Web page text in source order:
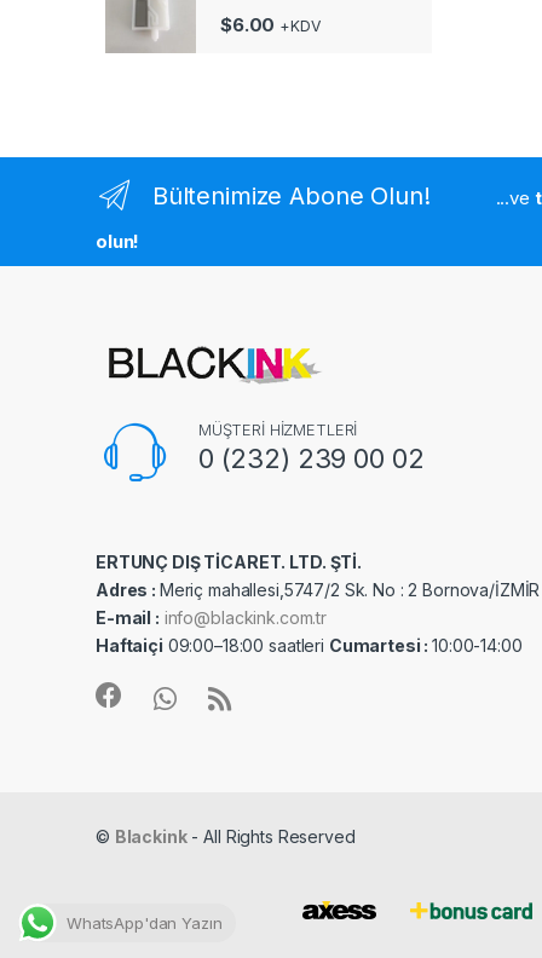
$6.00 +KDV
Bültenimize Abone Olun! ...ve
olun!
MÜŞTERİ HİZMETLERİ
0 (232) 239 00 02
ERTUNÇ DIŞ TİCARET. LTD. ŞTİ.
Adres : Meriç mahallesi,5747/2 Sk. No : 2 Bornova/İZMİR
E-mail : info@blackink.com.tr
Haftaiçi 09:00–18:00 saatleri Cumartesi :10:00-14:00
© Blackink- All Rights Reserved
WhatsApp'dan Yazın